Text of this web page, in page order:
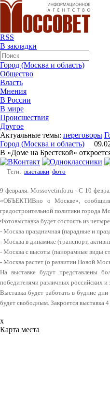
RSS
В закладки
Город (Москва и область)
Общество
Власть
Мнения
В России
В мире
Происшествия
Другое
Актуальные темы: переговоры
Город (Москва и область)
В «Доме на Брестской»
Теги: выставки фото
9 февраля. Mossovetinfo.ru - С 10
«ОБЪЕКТИВно о Москве»,
градостроительной политики города
Фотовыставка будет состоять из
- Москва праздничная (парадные и
- Москва в динамике (транспорт,
- Москва с высоты (панорамные виды
- Москва растет (о развитии Новой
На выставке будут представлены
победителями различных российских
Выставка будет работать в будние
будет свободным. Закроется выставка
x
Карта места